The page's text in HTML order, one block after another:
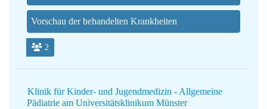
Vorschau der behandelten Krankheiten
2
Klinik für Kinder- und Jugendmedizin - Allgemeine
Pädiatrie am Universitätsklinikum Münster